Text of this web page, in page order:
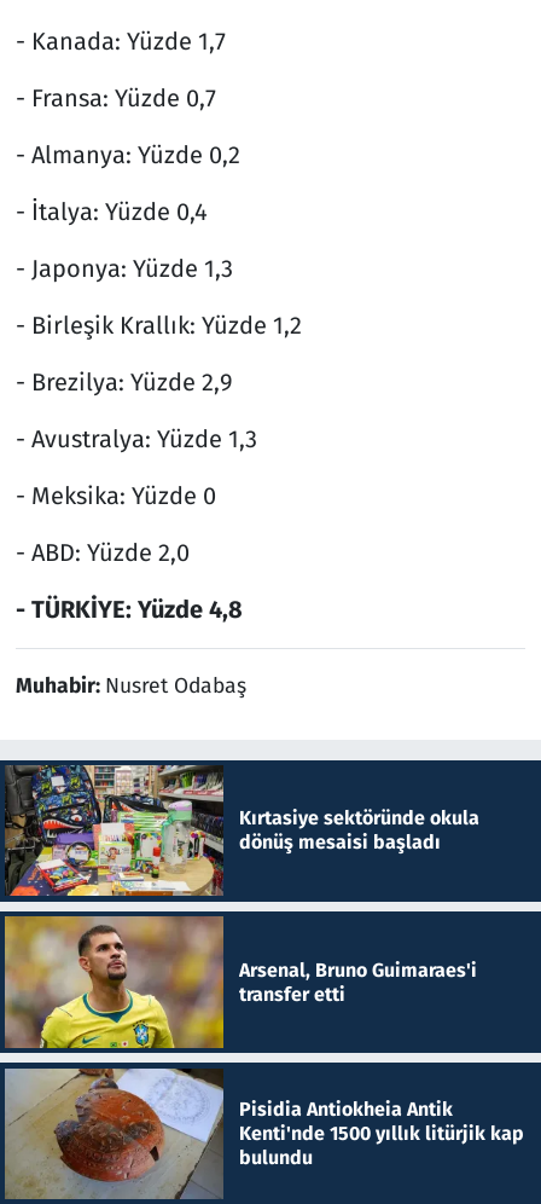
- Kanada: Yüzde 1,7
- Fransa: Yüzde 0,7
- Almanya: Yüzde 0,2
- İtalya: Yüzde 0,4
- Japonya: Yüzde 1,3
- Birleşik Krallık: Yüzde 1,2
- Brezilya: Yüzde 2,9
- Avustralya: Yüzde 1,3
- Meksika: Yüzde 0
- ABD: Yüzde 2,0
- TÜRKİYE: Yüzde 4,8
Muhabir: Nusret Odabaş
Kırtasiye sektöründe okula
dönüş mesaisi başladı
Arsenal, Bruno Guimaraes'i
transfer etti
Pisidia Antiokheia Antik
Kenti'nde 1500 yıllık litürjik kap
bulundu